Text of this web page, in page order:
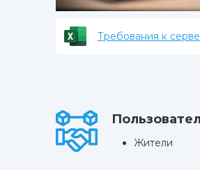
Требования к
Жители